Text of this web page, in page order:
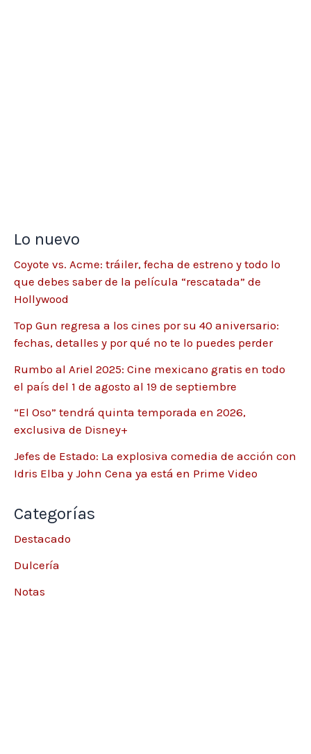
Lo nuevo
Coyote vs. Acme: tráiler, fecha de estreno y todo lo
que debes saber de la película “rescatada” de
Hollywood
Top Gun regresa a los cines por su 40 aniversario:
fechas, detalles y por qué no te lo puedes perder
Rumbo al Ariel 2025: Cine mexicano gratis en todo
el país del 1 de agosto al 19 de septiembre
“El Oso” tendrá quinta temporada en 2026,
exclusiva de Disney+
Jefes de Estado: La explosiva comedia de acción con
Idris Elba y John Cena ya está en Prime Video
Categorías
Destacado
Dulcería
Notas